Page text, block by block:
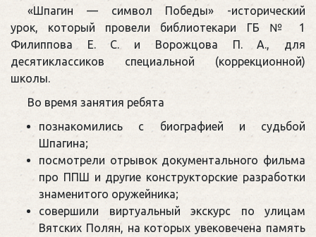
«Шпагин — символ Победы» -исторический
урок, который провели библиотекари ГБ № 1
Филиппова Е. С. и Ворожцова П. А., для
десятиклассиков специальной (коррекционной)
школы.
Во время занятия ребята
познакомились с биографией и судьбой
Шпагина;
посмотрели отрывок документального фильма
про ППШ и другие конструкторские разработки
знаменитого оружейника;
совершили виртуальный экскурс по улицам
Вятских Полян, на которых увековечена память